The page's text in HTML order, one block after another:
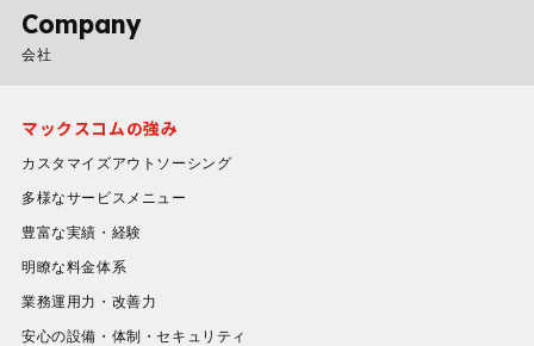
Company
会社
マックスコムの強み
カスタマイズアウトソーシング
多様なサービスメニュー
豊富な実績・経験
明瞭な料金体系
業務運用力・改善力
安心の設備・体制・セキュリティ